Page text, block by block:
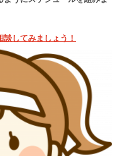
してみましょう！